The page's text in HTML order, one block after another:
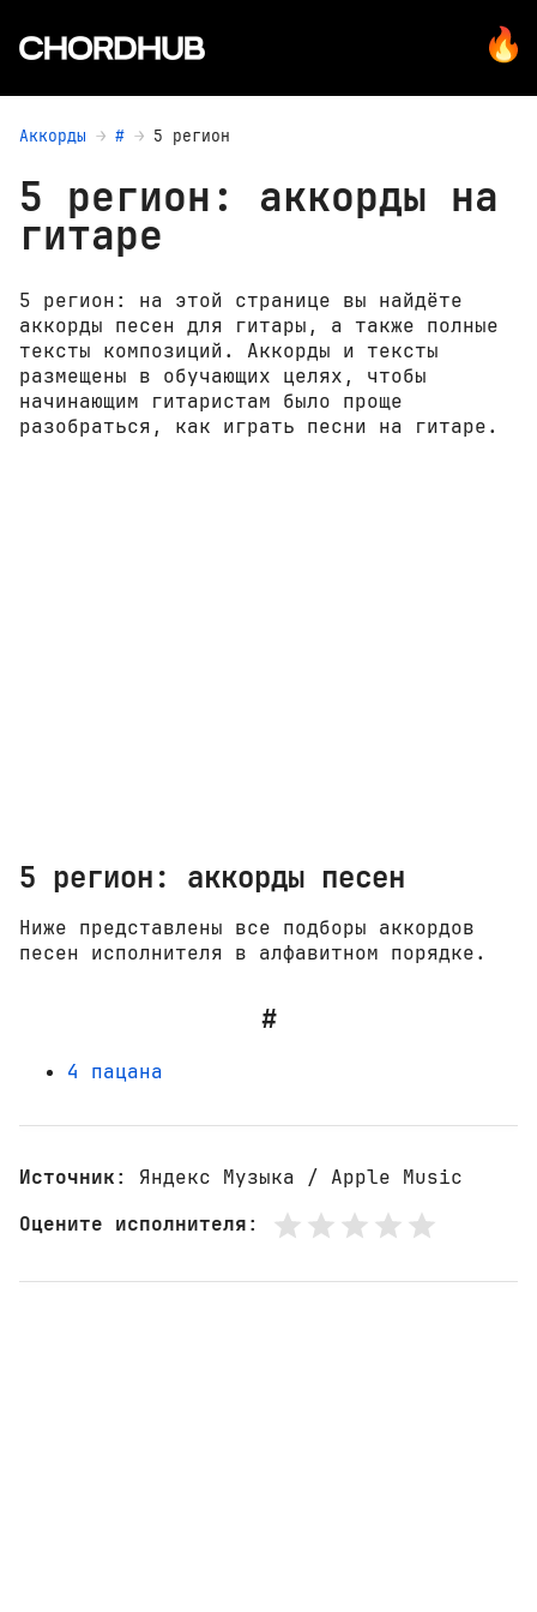
Аккорды # 5 регион
5 регион: аккорды на
гитаре
5 регион: на этой странице вы найдёте
аккорды песен для гитары, а также полные
тексты композиций. Аккорды и тексты
размещены в обучающих целях, чтобы
начинающим гитаристам было проще
разобраться, как играть песни на гитаре.
5 регион: аккорды песен
Ниже представлены все подборы аккордов
песен исполнителя в алфавитном порядке.
#
4 пацана
Источник: Яндекс Музыка / Apple Music
Оцените исполнителя: